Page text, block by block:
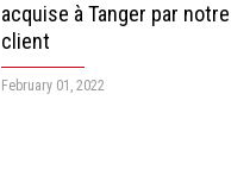
acquise à Tanger par notre
client
February 01, 2022